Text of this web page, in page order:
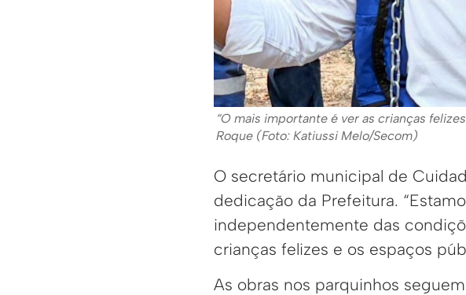
“O mais importante é ver as crianças
Roque (Foto: Katiussi Melo/Secom)
O secretário municipal de
dedicação da Prefeitura.
independentemente das
crianças felizes e os espaços
As obras nos parquinhos